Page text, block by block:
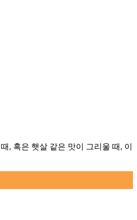
, 혹은 햇살 같은 맛이 그리울 때, 이